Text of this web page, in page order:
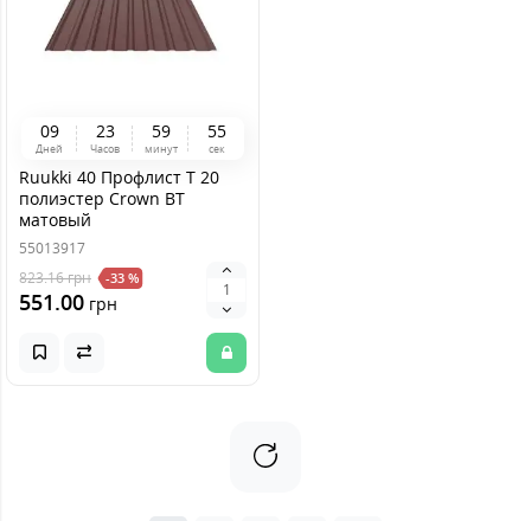
09
Дней
23
Часов
59
минут
54
сек
Ruukki 40 Профлист Т 20
полиэстер Crown BT
матовый
55013917
823.16грн -33 %
551.00 грн